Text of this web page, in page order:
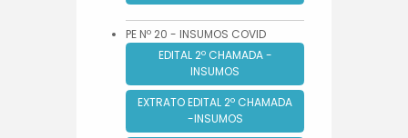
PE Nº 20 - INSUMOS COVID
EDITAL 2º CHAMADA -
INSUMOS
EXTRATO EDITAL 2º CHAMADA
-INSUMOS